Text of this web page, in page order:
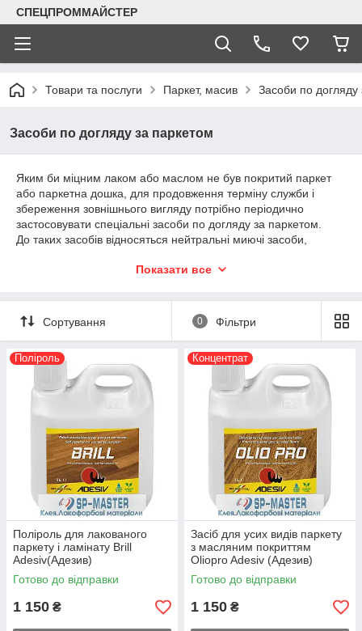
СПЕЦПРОММАЙСТЕР
Товари та послуги Паркет, масив Засоби по догляду
Засоби по догляду за паркетом
Яким би міцним лаком або маслом не був покритий паркет
або паркетна дошка, для продовження терміну служби і
збереження зовнішнього вигляду потрібно періодично
застосовувати спеціальні засоби по догляду за паркетом.
До таких засобів відносяться нейтральні миючі засоби,
Засоби по догляду за паркетом ТМ «Adesiv» розроблені
догляду за паркетом.
Ці матеріали покликані не просто очистити поверхню
паркету, але й захистити його від механічних впливів та
«Adesiv» перетворюють навіть несвіжий паркетний настил у
доглянутий і естетичний.
Показати все
Сортування 0 Фільтри
Поліроль
Поліроль для лакованого
паркету і ламінату Brill
Adesiv(Адезив)
Готово до відправки
1 150 ₴
Концентрат
Засіб для усих видів паркету
з масляним покриттям
Oliopro Adesiv (Адезив)
Готово до відправки
1 150 ₴